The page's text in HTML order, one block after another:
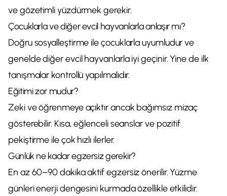
ve gözetimli yüzdürmek gerekir.
Çocuklarla ve diğer evcil hayvanlarla anlaşır mı?
Doğru sosyalleştirme ile çocuklarla uyumludur ve
genelde diğer evcil hayvanlarla iyi geçinir. Yine de ilk
tanışmalar kontrollü yapılmalıdır.
Eğitimi zor mudur?
Zeki ve öğrenmeye açıktır ancak bağımsız mizaç
gösterebilir. Kısa, eğlenceli seanslar ve pozitif
pekiştirme ile çok hızlı ilerler.
Günlük ne kadar egzersiz gerekir?
En az 60–90 dakika aktif egzersiz önerilir. Yüzme
günleri enerji dengesini kurmada özellikle etkilidir.